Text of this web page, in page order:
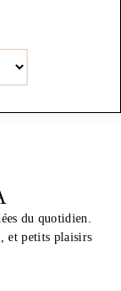
du quotidien.
et petits plaisirs